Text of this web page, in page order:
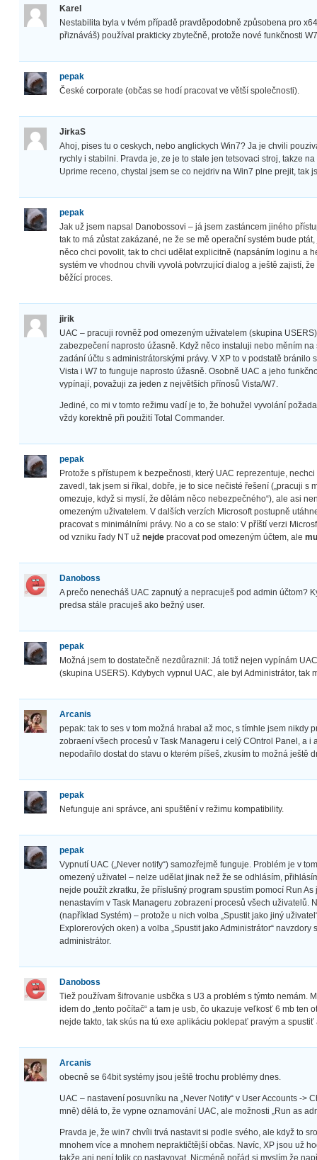
Karel
Nestabilita byla v tvém případě pravděpodobně způsobena pro
přiznáváš) používal prakticky zbytečně, protože nové funkčnosti
pepak
České corporate (občas se hodí pracovat ve větší společnosti).
JirkaS
Ahoj, pises tu o ceskych, nebo anglickych Win7? Ja je chvili
rychly i stabilni. Pravda je, ze je to stale jen tetsovaci stroj, takze
Uprime receno, chystal jsem se co nejdriv na Win7 plne prejit, tak
pepak
Jak už jsem napsal Danobossovi – já jsem zastáncem jiného
tak to má zůstat zakázané, ne že se mě operační systém bude
něco chci povolit, tak to chci udělat explicitně (napsáním loginu a
systém ve vhodnou chvíli vyvolá potvrzující dialog a ještě zajistí,
běžící proces.
jirik
UAC – pracuji rovněž pod omezeným uživatelem (skupina
zabezpečení naprosto úžasně. Když něco instaluji nebo měním
zadání účtu s administrátorskými právy. V XP to v podstatě
Vista i W7 to funguje naprosto úžasně. Osobně UAC a jeho
vypínají, považuji za jeden z největších přínosů Vista/W7.
Jediné, co mi v tomto režimu vadí je to, že bohužel vyvolání
vždy korektně při použití Total Commander.
pepak
Protože s přístupem k bezpečnosti, který UAC reprezentuje,
zavedl, tak jsem si říkal, dobře, je to sice nečisté řešení („pracuji s
omezuje, když si myslí, že dělám něco nebezpečného“), ale asi
omezeným uživatelem. V dalších verzích Microsoft postupně
pracovat s minimálními právy. No a co se stalo: V příští verzi
od vzniku řady NT už nejde pracovat pod omezeným účtem, ale
Danoboss
A prečo nenecháš UAC zapnutý a nepracuješ pod admin účtom?
predsa stále pracuješ ako bežný user.
pepak
Možná jsem to dostatečně nezdůraznil: Já totiž nejen vypínám
(skupina USERS). Kdybych vypnul UAC, ale byl Administrátor, tak
Arcanis
pepak: tak to ses v tom možná hrabal až moc, s tímhle jsem nikdy
zobraení všech procesů v Task Manageru i celý COntrol Panel, a
nepodařilo dostat do stavu o kterém píšeš, zkusím to možná ještě
pepak
Nefunguje ani správce, ani spuštění v režimu kompatibility.
pepak
Vypnutí UAC („Never notify“) samozřejmě funguje. Problém je v
omezený uživatel – nelze udělat jinak než že se odhlásím,
nejde použít zkratku, že příslušný program spustím pomocí Run
nenastavím v Task Manageru zobrazení procesů všech uživatelů.
(například Systém) – protože u nich volba „Spustit jako jiný
Explorerových oken) a volba „Spustit jako Administrátor“
administrátor.
Danoboss
Tiež používam šifrovanie usbčka s U3 a problém s týmto nemám.
idem do „tento počítač“ a tam je usb, čo ukazuje veľkosť 6 mb ten
nejde takto, tak skús na tú exe aplikáciu poklepať pravým a spustiť
Arcanis
obecně se 64bit systémy jsou ještě trochu problémy dnes.
UAC – nastavení posuvníku na „Never Notify“ v User Accounts ->
mně) dělá to, že vypne oznamování UAC, ale možnosti „Run as
Pravda je, že win7 chvíli trvá nastavit si podle svého, ale když to
mnohem více a mnohem nepraktičtější občas. Navíc, XP jsou už
takže ani není tolik co nastavovat. Nicméně pořád si myslím že